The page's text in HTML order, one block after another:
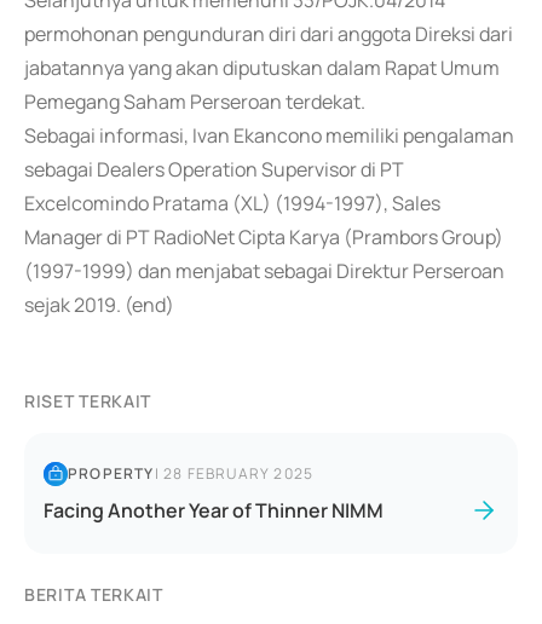
permohonan pengunduran diri dari anggota Direksi dari
jabatannya yang akan diputuskan dalam Rapat Umum
Pemegang Saham Perseroan terdekat.
Sebagai informasi, Ivan Ekancono memiliki pengalaman
sebagai Dealers Operation Supervisor di PT
Excelcomindo Pratama (XL) (1994-1997), Sales
Manager di PT RadioNet Cipta Karya (Prambors Group)
(1997-1999) dan menjabat sebagai Direktur Perseroan
sejak 2019. (end)
RISET TERKAIT
PROPERTY|28 FEBRUARY 2025
Facing Another Year of Thinner NIMM
BERITA TERKAIT